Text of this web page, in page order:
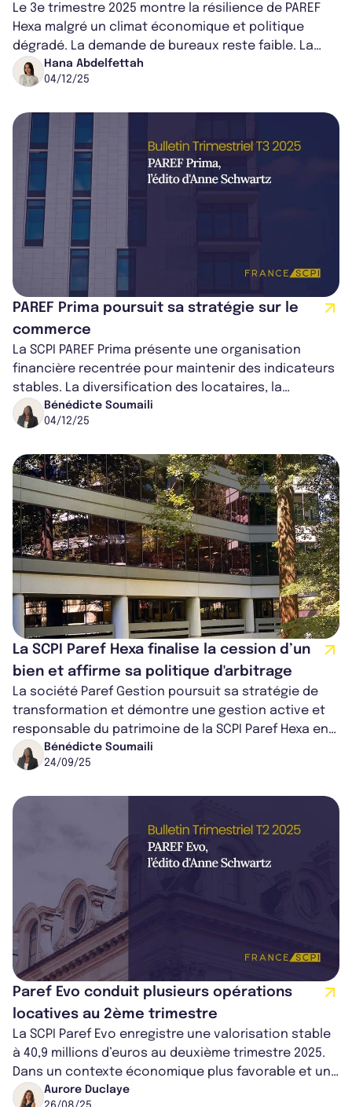
Le 3e trimestre 2025 montre la résilience de PAREF
Hexa malgré un climat économique et politique
dégradé. La demande de bureaux reste faible. La
SCPI mise sur des arbitrages créate...
Hana Abdelfettah
04/12/25
PAREF Prima poursuit sa stratégie sur le
commerce
La SCPI PAREF Prima présente une organisation
financière recentrée pour maintenir des indicateurs
stables. La diversification des locataires, la
signature de nouveaux baux et un re...
Bénédicte Soumaili
04/12/25
La SCPI Paref Hexa finalise la cession d’un
bien et affirme sa politique d'arbitrage
La société Paref Gestion poursuit sa stratégie de
transformation et démontre une gestion active et
responsable du patrimoine de la SCPI Paref Hexa en
réalisant une cession en Ile d...
Bénédicte Soumaili
24/09/25
Paref Evo conduit plusieurs opérations
locatives au 2ème trimestre
La SCPI Paref Evo enregistre une valorisation stable
à 40,9 millions d’euros au deuxième trimestre 2025.
Dans un contexte économique plus favorable et un
marché immobilier européen...
Aurore Duclaye